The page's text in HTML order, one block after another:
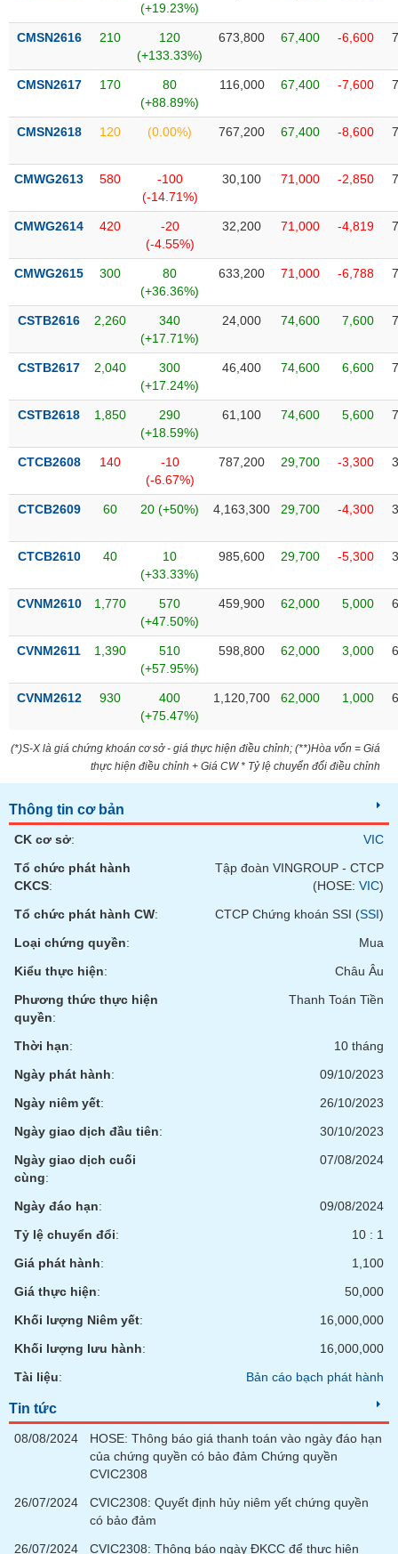
(+19.23%)
CMSN2616 210
120
(+133.33%)
673,800 67,400 -6,600
CMSN2617 170
80
(+88.89%)
116,000 67,400 -7,600
CMSN2618 120 (0.00%) 767,200 67,400 -8,600
CMWG2613 580
-100
(-14.71%)
30,100 71,000 -2,850
CMWG2614 420
-20
(-4.55%)
32,200 71,000 -4,819
CMWG2615 300
80
(+36.36%)
633,200 71,000 -6,788
CSTB2616 2,260
340
(+17.71%)
24,000 74,600 7,600
CSTB2617 2,040
300
(+17.24%)
46,400 74,600 6,600
CSTB2618 1,850
290
(+18.59%)
61,100 74,600 5,600
CTCB2608 140
-10
(-6.67%)
787,200 29,700 -3,300
CTCB2609 60 20 (+50%) 4,163,300 29,700 -4,300
CTCB2610 40
10
(+33.33%)
985,600 29,700 -5,300
CVNM2610 1,770
570
(+47.50%)
459,900 62,000 5,000
CVNM2611 1,390
510
(+57.95%)
598,800 62,000 3,000
CVNM2612 930
400
(+75.47%)
1,120,700 62,000 1,000
(*)S-X là giá chứng khoán cơ sở - giá thực hiện điều chỉnh; (**)Hòa vốn = Giá
thực hiện điều chỉnh + Giá CW * Tỷ lệ chuyển đổi điều chỉnh
Thông tin cơ bản
CK cơ sở:
VIC
Tổ chức phát hành
CKCS:
Tập đoàn VINGROUP - CTCP
(HOSE: VIC)
Tổ chức phát hành CW: CTCP Chứng khoán SSI (SSI)
Loại chứng quyền:
Mua
Kiểu thực hiện:
Châu Âu
Phương thức thực hiện
quyền:
Thanh Toán Tiền
Thời hạn:
10 tháng
Ngày phát hành:
09/10/2023
Ngày niêm yết:
26/10/2023
Ngày giao dịch đầu tiên:
30/10/2023
Ngày giao dịch cuối
cùng:
07/08/2024
Ngày đáo hạn:
09/08/2024
Tỷ lệ chuyển đổi:
10 : 1
Giá phát hành:
1,100
Giá thực hiện:
50,000
Khối lượng Niêm yết:
16,000,000
Khối lượng lưu hành:
16,000,000
Tài liệu: Bản cáo bạch phát hành
Tin tức
08/08/2024
HOSE: Thông báo giá thanh toán vào ngày đáo hạn
của chứng quyền có bảo đảm Chứng quyền
CVIC2308
26/07/2024
CVIC2308: Quyết định hủy niêm yết chứng quyền
có bảo đảm
26/07/2024
CVIC2308: Thông báo ngày ĐKCC để thực hiện
TÀI
TIN
VỤ
THÔNG
TIỆN
ÍCH
BẤT
SẢN
Mã
chứng
Cổ phiếu Chỉ số Chứng chỉ quỹ Chứng
Lãnh
đạo
(-)
Tất cả Người nội bộ Người liên quan Cổ đông lớn
Tin
tức
(-)
Bài
viết
tác
(-)
Báo
phân
tích
ngữ
vụ
Đào
tạo